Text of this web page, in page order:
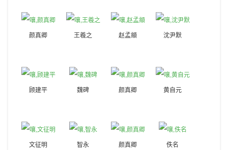
颜真卿 王羲之 赵孟頫 沈尹默
顾建平 魏碑 颜真卿 黄自元
文征明 智永 颜真卿 佚名